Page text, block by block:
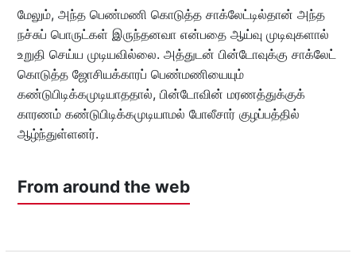
மேலும், அந்த பெண்மணி கொடுத்த சாக்லேட்டில்தான் அந்த
நச்சுப் பொருட்கள் இருந்தனவா என்பதை ஆய்வு முடிவுகளால்
உறுதி செய்ய முடியவில்லை. அத்துடன் பின்டோவுக்கு சாக்லேட்
கொடுத்த ஜோசியக்காரப் பெண்மணியையும்
கண்டுபிடிக்கமுடியாததால், பின்டோவின் மரணத்துக்குக்
காரணம் கண்டுபிடிக்கமுடியாமல் போலீசார் குழப்பத்தில்
ஆழ்ந்துள்ளனர்.
From around the web